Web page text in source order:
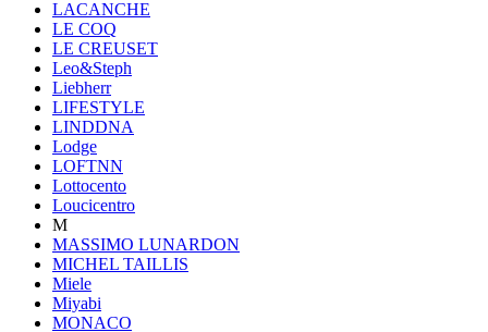
LACANCHE
LE COQ
LE CREUSET
Leo&Steph
Liebherr
LIFESTYLE
LINDDNA
Lodge
LOFTNN
Lottocento
Loucicentro
M
MASSIMO LUNARDON
MICHEL TAILLIS
Miele
Miyabi
MONACO